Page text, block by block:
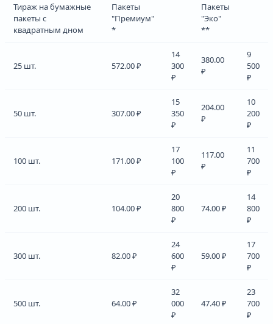
Тираж на бумажные
пакеты с
квадратным дном
Пакеты
"Премиум"
*
Пакеты
"Эко"
**
25 шт. 572.00 ₽
14
300
₽
380.00
₽
9
500
₽
50 шт. 307.00 ₽
15
350
₽
204.00
₽
10
200
₽
100 шт. 171.00 ₽
17
100
₽
117.00
₽
11
700
₽
200 шт. 104.00 ₽
20
800
₽
74.00 ₽
14
800
₽
300 шт. 82.00 ₽
24
600
₽
59.00 ₽
17
700
₽
500 шт. 64.00 ₽
32
000
₽
47.40 ₽
23
700
₽